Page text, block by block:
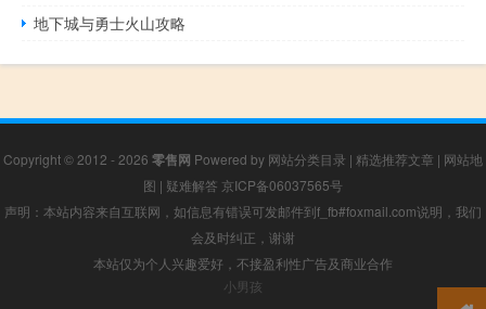
地下城与勇士火山攻略
Copyright © 2012 - 2026 零售网 Powered by 网站分类目录 | 精选推荐文章 | 网站地
图 | 疑难解答 京ICP备06037565号
声明：本站内容来自互联网，如信息有错误可发邮件到f_fb#foxmail.com说明，我们
会及时纠正，谢谢
本站仅为个人兴趣爱好，不接盈利性广告及商业合作
小男孩